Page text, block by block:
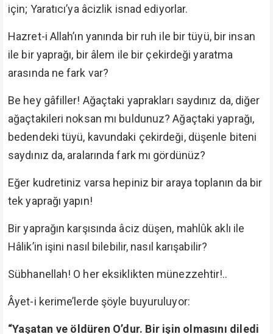
için; Yaratıcı’ya âcizlik isnad ediyorlar.
Hazret-i Allah’ın yanında bir ruh ile bir tüyü, bir insan
ile bir yaprağı, bir âlem ile bir çekirdeği yaratma
arasında ne fark var?
Be hey gâfiller! Ağaçtaki yaprakları saydınız da, diğer
ağaçtakileri noksan mı buldunuz? Ağaçtaki yaprağı,
bedendeki tüyü, kavundaki çekirdeği, düşenle biteni
saydınız da, aralarında fark mı gördünüz?
Eğer kudretiniz varsa hepiniz bir araya toplanın da bir
tek yaprağı yapın!
Bir yaprağın karşısında âciz düşen, mahlûk aklı ile
Hâlik’in işini nasıl bilebilir, nasıl karışabilir?
Sübhanellah! O her eksiklikten münezzehtir!..
Âyet-i kerime’lerde şöyle buyuruluyor:
“Yaşatan ve öldüren O’dur. Bir işin olmasını diledi